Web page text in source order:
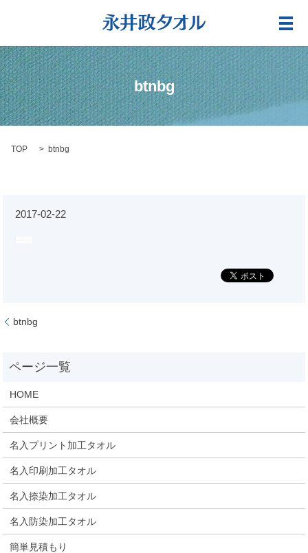
メ
btnbg
TOP btnbg
2017-02-22
btnbg
HOME
会社概要
名入プリント加工タオル
名入印刷加工タオル
名入捺染加工タオル
名入防染加工タオル
簡単見積もり